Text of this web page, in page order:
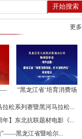
更多
暨
利
“黑龙江省‘培育消费场
关情况”新闻发布会
拉松系列赛暨黑河马拉松...
年】东北抗联题材电影《...
”——黑龙江省暨哈尔...